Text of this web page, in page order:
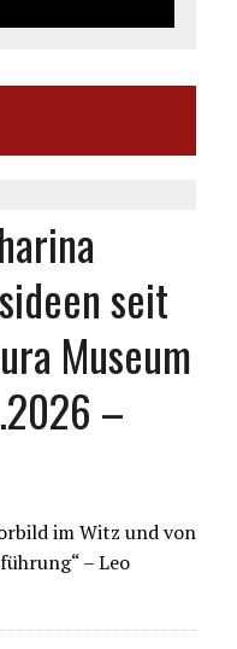
seit
Museum
–
im Witz und von
– Leo